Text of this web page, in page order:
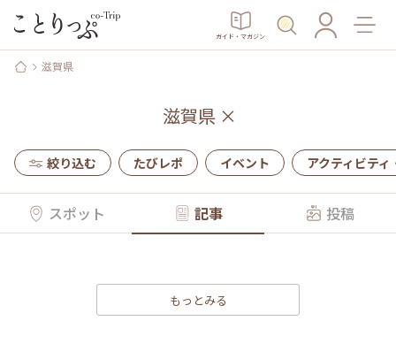
ガイド・マガジン
滋賀県
滋賀県 ×
絞り込む たびレポ イベント アクティビティ
スポット 記事 投稿
もっとみる